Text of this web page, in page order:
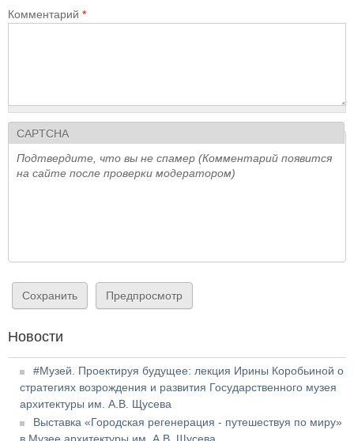
Комментарий *
CAPTCHA
Подтвердите, что вы не спамер (Комментарий появится
на сайте после проверки модератором)
Новости
#Музей. Проектируя будущее: лекция Ирины Коробьиной о
стратегиях возрождения и развития Государственного музея
архитектуры им. А.В. Щусева
Выставка «Городская регенерация - путешествуя по миру»